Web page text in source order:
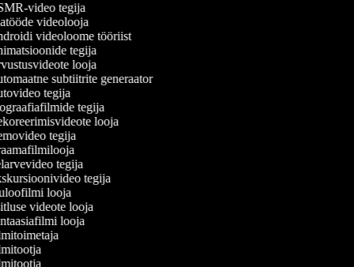
video tegija
videolooja
videoloome tööriist
tegija
looja
subtiitrite generaator
tegija
tegija
looja
tegija
tegija
tegija
looja
videote looja
looja